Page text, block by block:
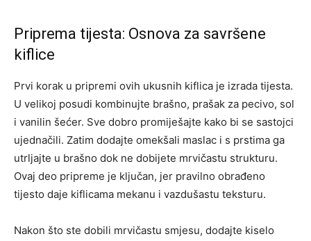
Priprema tijesta: Osnova za savršene
kiflice
Prvi korak u pripremi ovih ukusnih kiflica je izrada tijesta.
U velikoj posudi kombinujte brašno, prašak za pecivo, sol
i vanilin šećer. Sve dobro promiješajte kako bi se sastojci
ujednačili. Zatim dodajte omekšali maslac i s prstima ga
utrljajte u brašno dok ne dobijete mrvičastu strukturu.
Ovaj deo pripreme je ključan, jer pravilno obrađeno
tijesto daje kiflicama mekanu i vazdušastu teksturu.
Nakon što ste dobili mrvičastu smjesu, dodajte kiselo